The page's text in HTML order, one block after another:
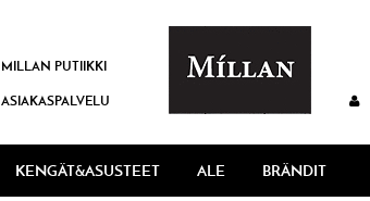
MILLAN PUTIIKKI
ASIAKASPALVELU
KENGÄT&ASUSTEET ALE BRÄNDIT